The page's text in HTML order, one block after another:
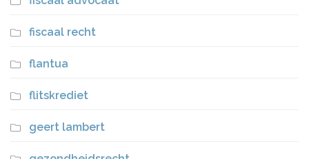
fiscaal recht
flantua
flitskrediet
geert lambert